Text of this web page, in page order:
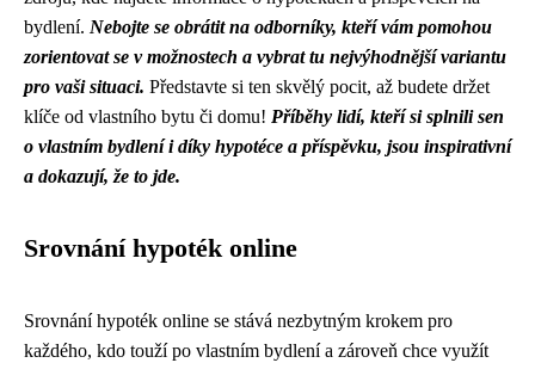
bydlení. Nebojte se obrátit na odborníky, kteří vám pomohou
zorientovat se v možnostech a vybrat tu nejvýhodnější variantu
pro vaši situaci. Představte si ten skvělý pocit, až budete držet
klíče od vlastního bytu či domu! Příběhy lidí, kteří si splnili sen
o vlastním bydlení i díky hypotéce a příspěvku, jsou inspirativní
a dokazují, že to jde.
Srovnání hypoték online
Srovnání hypoték online se stává nezbytným krokem pro
každého, kdo touží po vlastním bydlení a zároveň chce využít